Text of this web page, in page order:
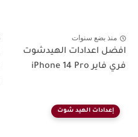
منذ بضع سنوات
افضل اعدادات الهيدشوت
فري فاير iPhone 14 Pro
إعدادات الهيد شوت